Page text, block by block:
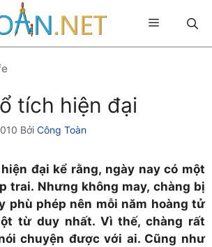
Menu
tích hiện đại
Bởi Công Toàn
đại kể rằng, ngày nay có một
trai. Nhưng không may, chàng bị
phù phép nên mỗi năm hoàng tử
từ duy nhất. Vì thế, chàng rất
chuyện được với ai. Cũng như